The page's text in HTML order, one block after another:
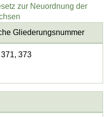
zur Neuordnung der
Gliederungsnummer
373